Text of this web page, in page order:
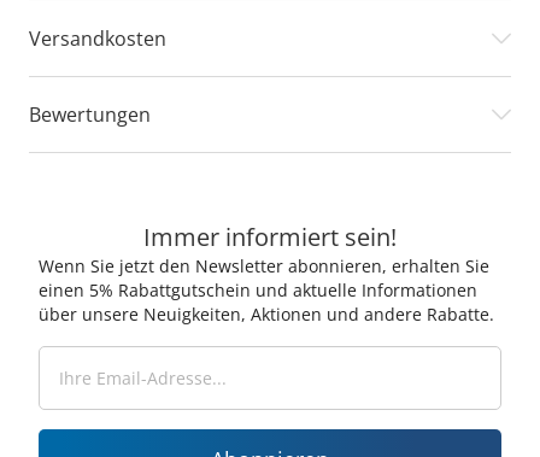
Versandkosten
Bewertungen
Immer informiert sein!
Wenn Sie jetzt den Newsletter abonnieren, erhalten Sie
einen 5% Rabattgutschein und aktuelle Informationen
über unsere Neuigkeiten, Aktionen und andere Rabatte.